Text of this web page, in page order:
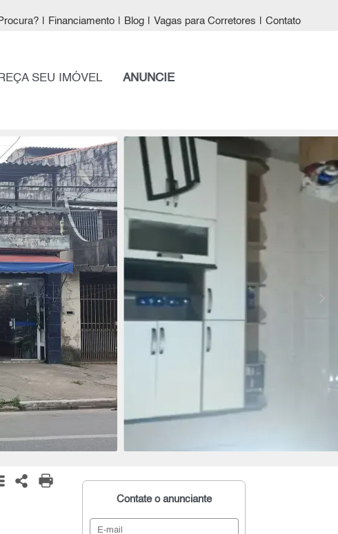
Financiamento Blog Vagas para Corretores Contato
SEU IMÓVEL ANUNCIE
Contate o anunciante